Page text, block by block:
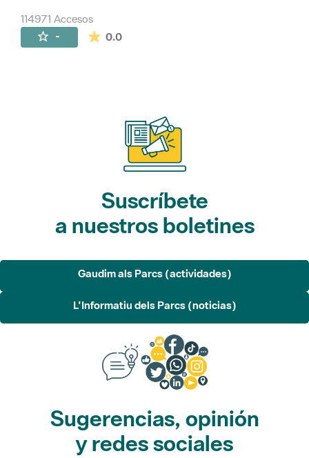
114971 Accesos
- 0.0La valoración media es de 0 estrellas de
Suscríbete
a nuestros boletines
Gaudim als Parcs (actividades)
L'Informatiu dels Parcs (noticias)
Sugerencias, opinión
y redes sociales